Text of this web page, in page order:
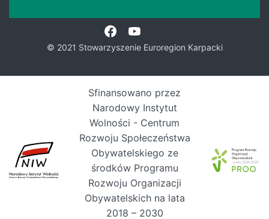
© 2021 Stowarzyszenie Euroregion Karpacki
Sfinansowano przez
Narodowy Instytut
Wolności - Centrum
Rozwoju Społeczeństwa
Obywatelskiego ze
środków Programu
Rozwoju Organizacji
Obywatelskich na lata
2018 – 2030